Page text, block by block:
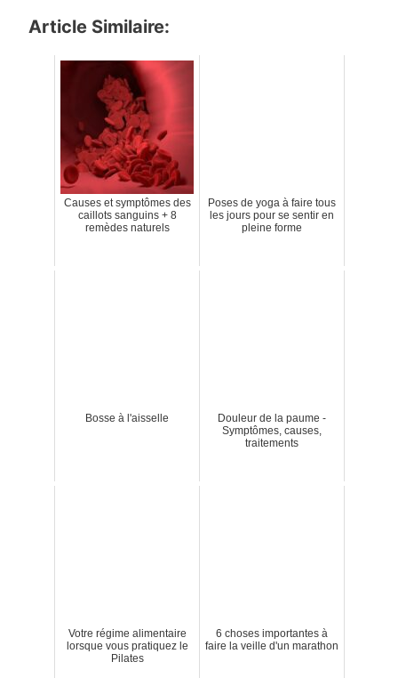
Article Similaire:
Causes et symptômes des
caillots sanguins + 8
remèdes naturels
Poses de yoga à faire tous
les jours pour se sentir en
pleine forme
Bosse à l'aisselle
Douleur de la paume -
Symptômes, causes,
traitements
Votre régime alimentaire
lorsque vous pratiquez le
Pilates
6 choses importantes à
faire la veille d'un marathon